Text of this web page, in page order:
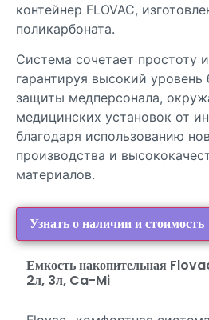
контейнер FLOVAC,
поликарбоната.
Система сочетает простоту
гарантируя высокий уровень
защиты медперсонала,
медицинских установок от
благодаря использованию
производства и
материалов.
Узнать о наличии и стоимость
Емкость накопительная
2л, 3л, Ca-Mi